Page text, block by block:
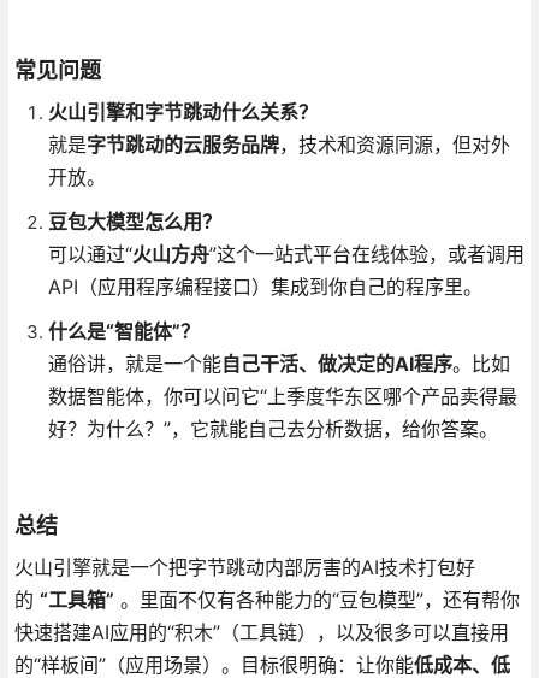
常见问题
火山引擎和字节跳动什么关系？
就是字节跳动的云服务品牌，技术和资源同源，但对外
开放。
豆包大模型怎么用？
可以通过“火山方舟”这个一站式平台在线体验，或者调用
API（应用程序编程接口）集成到你自己的程序里。
什么是“智能体”？
通俗讲，就是一个能自己干活、做决定的AI程序。比如
数据智能体，你可以问它“上季度华东区哪个产品卖得最
好？为什么？”，它就能自己去分析数据，给你答案。
总结
火山引擎就是一个把字节跳动内部厉害的AI技术打包好
的 “工具箱” 。里面不仅有各种能力的“豆包模型”，还有帮你
快速搭建AI应用的“积木”（工具链），以及很多可以直接用
的“样板间”（应用场景）。目标很明确：让你能低成本、低